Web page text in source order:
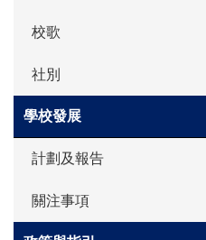
校歌
社別
學校發展
計劃及報告
關注事項